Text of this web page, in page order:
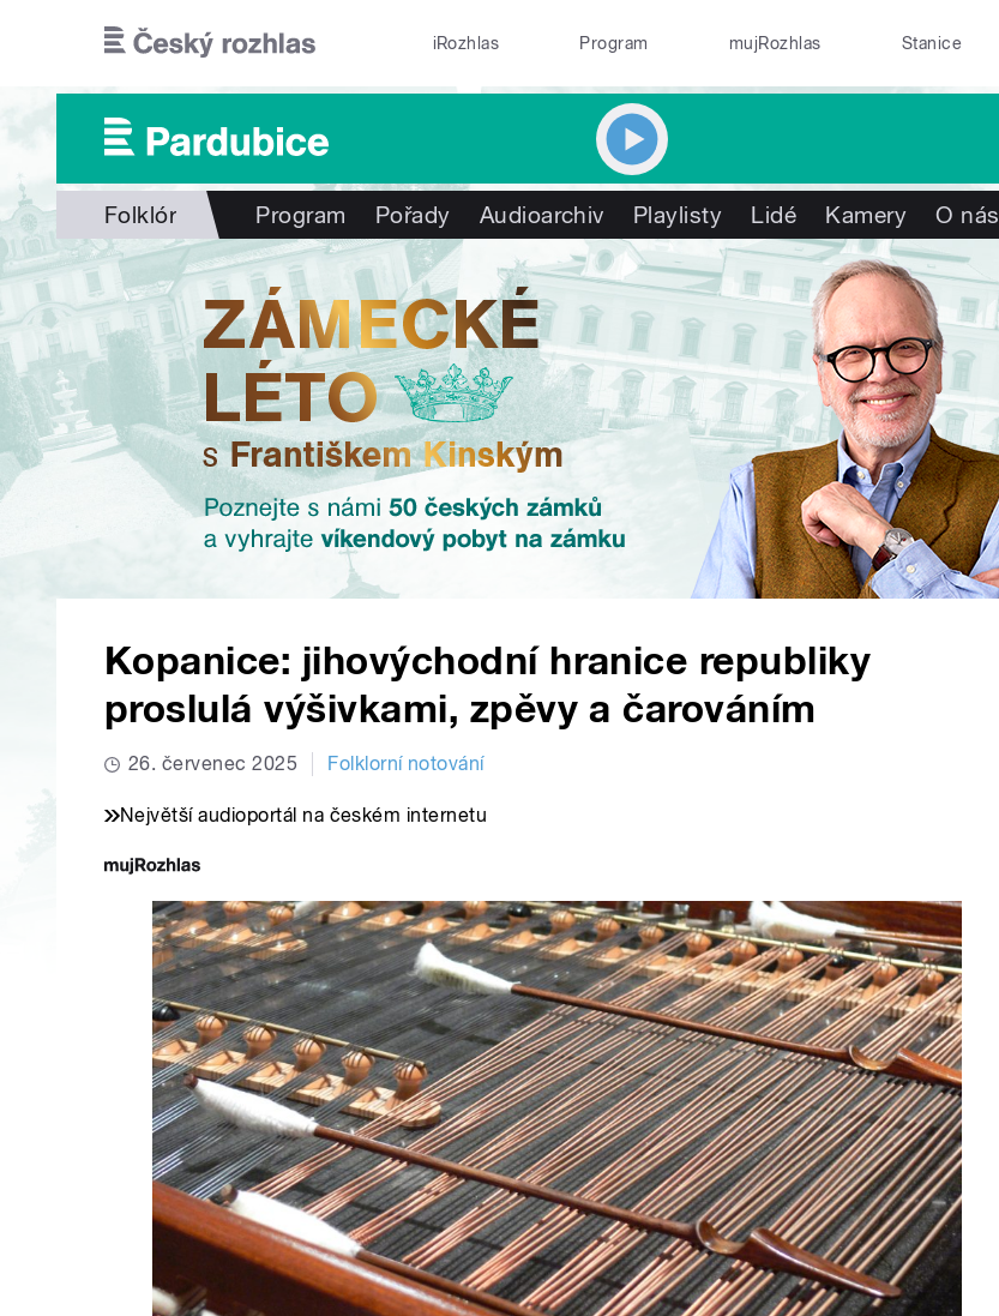
iRozhlas Program mujRozhlas Stanice
Folklór Program Pořady Audioarchiv Playlisty Lidé Kamery O nás
Kopanice: jihovýchodní hranice republiky
proslulá výšivkami, zpěvy a čarováním
26. červenec 2025 Folklorní notování
Největší audioportál na českém internetu